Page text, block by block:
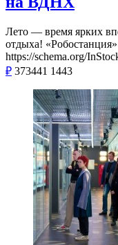
Лето — время ярких
отдыха!
https://schema.org/
₽ 373441 1443